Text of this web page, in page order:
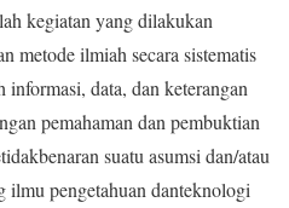
kegiatan yang dilakukan
metode ilmiah secara sistematis
informasi, data, dan keterangan
pemahaman dan pembuktian
suatu asumsi dan/atau
ilmu pengetahuan danteknologi